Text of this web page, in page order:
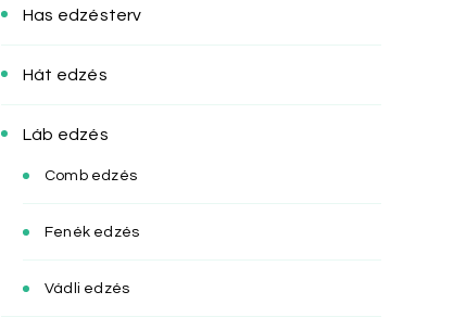
Has edzésterv
Hát edzés
Láb edzés
Comb edzés
Fenék edzés
Vádli edzés